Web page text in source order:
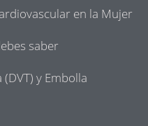
en la Mujer
saber
y Embolla